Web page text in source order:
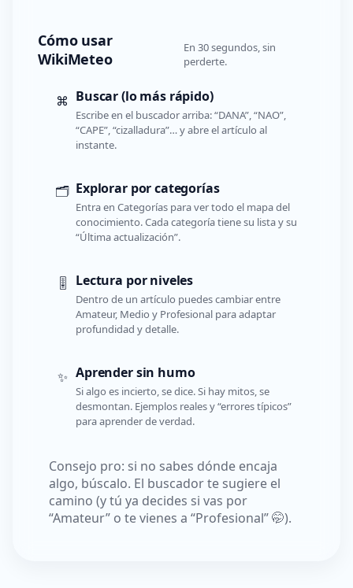
Cómo usar
WikiMeteo
En 30 segundos, sin
perderte.
⌘ Buscar (lo más rápido)
Escribe en el buscador arriba: “DANA”, “NAO”,
“CAPE”, “cizalladura”… y abre el artículo al
instante.
🗂️ Explorar por categorías
Entra en Categorías para ver todo el mapa del
conocimiento. Cada categoría tiene su lista y su
“Última actualización”.
🎚️ Lectura por niveles
Dentro de un artículo puedes cambiar entre
Amateur, Medio y Profesional para adaptar
profundidad y detalle.
✨ Aprender sin humo
Si algo es incierto, se dice. Si hay mitos, se
desmontan. Ejemplos reales y “errores típicos”
para aprender de verdad.
Consejo pro: si no sabes dónde encaja
algo, búscalo. El buscador te sugiere el
camino (y tú ya decides si vas por
“Amateur” o te vienes a “Profesional” 🤭).